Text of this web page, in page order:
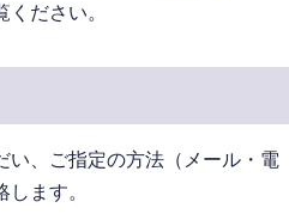
ください。
い、ご指定の方法（メール・電
ます。